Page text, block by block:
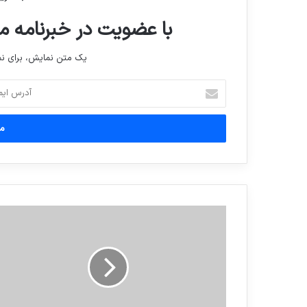
با عضویت در خبرنامه
یک متن نمایش،
آدرس
ایمیل
خود
وارد